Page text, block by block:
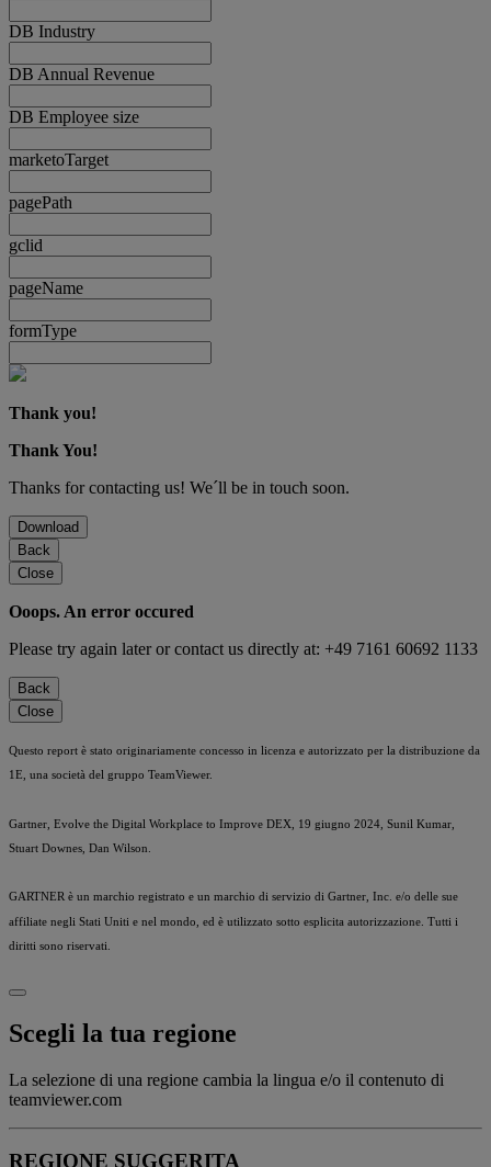
DB Industry
DB Annual Revenue
DB Employee size
marketoTarget
pagePath
gclid
pageName
formType
Thank you!
Thank You!
Thanks for contacting us! We´ll be in touch soon.
Download
Back
Close
Ooops. An error occured
Please try again later or contact us directly at: +49 7161 60692 1133
Back
Close
Questo report è stato originariamente concesso in licenza e autorizzato per la distribuzione da
1E, una società del gruppo TeamViewer.
Gartner, Evolve the Digital Workplace to Improve DEX, 19 giugno 2024, Sunil Kumar,
Stuart Downes, Dan Wilson.
GARTNER è un marchio registrato e un marchio di servizio di Gartner, Inc. e/o delle sue
affiliate negli Stati Uniti e nel mondo, ed è utilizzato sotto esplicita autorizzazione. Tutti i
diritti sono riservati.
Scegli la tua regione
La selezione di una regione cambia la lingua e/o il contenuto di
teamviewer.com
REGIONE SUGGERITA